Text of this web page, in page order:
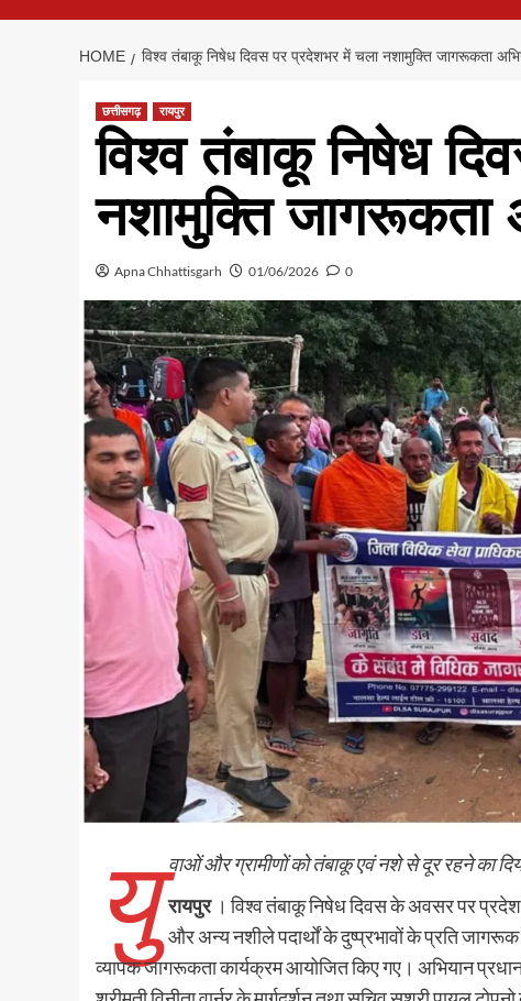
HOME विश्व तंबाकू निषेध दिवस पर प्रदेशभर में चला नशामुक्ति जागरूकता
छत्तीसगढ़ रायपुर
विश्व तंबाकू निषेध
नशामुक्ति जागरूकता
Apna Chhattisgarh 01/06/2026 0
यु वाओं और ग्रामीणों को तंबाकू एवं नशे से दूर रहने का
रायपुर। विश्व तंबाकू निषेध दिवस के अवसर पर
और अन्य नशीले पदार्थों के दुष्प्रभावों के प्रति
व्यापक जागरूकता कार्यक्रम आयोजित किए गए। अभियान